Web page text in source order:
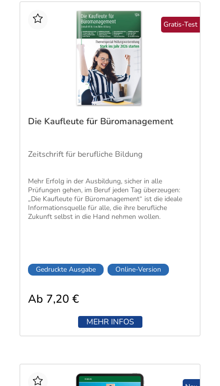
Gratis-Test
Die Kaufleute für Büromanagement
Zeitschrift für berufliche Bildung
Mehr Erfolg in der Ausbildung, sicher in alle
Prüfungen gehen, im Beruf jeden Tag überzeugen:
„Die Kaufleute für Büromanagement“ ist die ideale
Informationsquelle für alle, die ihre berufliche
Zukunft selbst in die Hand nehmen wollen.
Gedruckte Ausgabe Online-Version
Ab 7,20 €
MEHR INFOS